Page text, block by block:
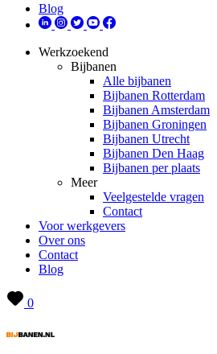
Blog
Werkzoekend
Bijbanen
Alle bijbanen
Bijbanen Rotterdam
Bijbanen Amsterdam
Bijbanen Groningen
Bijbanen Utrecht
Bijbanen Den Haag
Bijbanen per plaats
Meer
Veelgestelde vragen
Contact
Voor werkgevers
Over ons
Contact
Blog
0